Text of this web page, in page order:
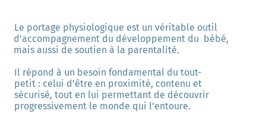
Le portage physiologique est un véritable outil
d’accompagnement du développement du  bébé,
mais aussi de soutien à la parentalité.
Il répond à un besoin fondamental du tout-
petit : celui d’être en proximité, contenu et
sécurisé, tout en lui permettant de découvrir
progressivement le monde qui l’entoure.